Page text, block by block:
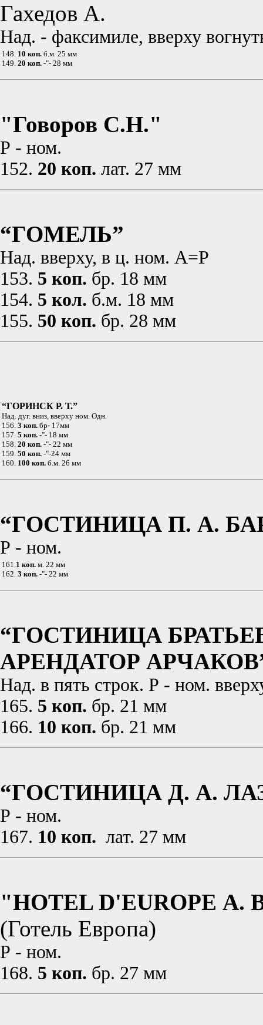
Гахедов А.
Над. - факсимиле, вверху
148. 10 коп. б.м. 25 мм
149. 20 коп. -"- 28 мм
"Говоров С.Н."
Р - ном.
152. 20 коп. лат. 27 мм
“ГОМЕЛЬ”
Над. вверху, в ц. ном. А=Р
153. 5 коп. бр. 18 мм
154. 5 кол. б.м. 18 мм
155. 50 коп. бр. 28 мм
“ГОРИНСК Р. Т.”
Над. дуг. вниз, вверху ном. Одн.
156. 3 коп. бр- 17мм
157. 5 коп. -"- 18 мм
158. 20 коп. -"- 22 мм
159. 50 коп. -"-24 мм
160. 100 коп. б.м. 26 мм
“ГОСТИНИЦА П. А.
Р - ном.
161.1 коп. м. 22 мм
162. 3 коп. -"- 22 мм
“ГОСТИНИЦА
АРЕНДАТОР
Над. в пять строк. Р - ном.
165. 5 коп. бр. 21 мм
166. 10 коп. бр. 21 мм
“ГОСТИНИЦА Д. А.
Р - ном.
167. 10 коп. лат. 27 мм
"HOTEL D'EUROPE А.
(Готель Европа)
Р - ном.
168. 5 коп. бр. 27 мм